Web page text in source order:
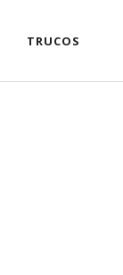
TRUCOS